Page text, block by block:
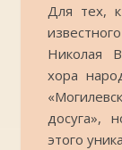
Для тех,
Николая
хора
досуга»,
этого